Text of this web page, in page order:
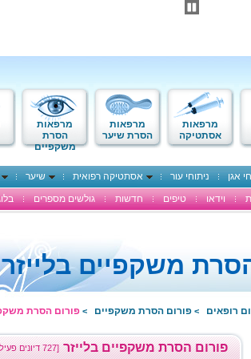
מרפאות
אסתטיקה
מרפאות
הסרת שיער
מרפאות
הסרת
משקפיים
אגן ניתוחי עור אסתטיקה רפואית שיער
וידאו טיפים חדשות גולשים מספרים
משקפיים בלייזר
רופאים > פורום הסרת משקפיים > פורום הסרת
[727 דיונים פעילים] פורום הסרת משקפיים בלייזר